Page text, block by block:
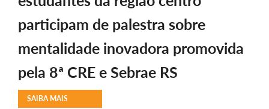
participam de palestra sobre
mentalidade inovadora promovida
pela 8ª CRE e Sebrae RS
SAIBA MAIS